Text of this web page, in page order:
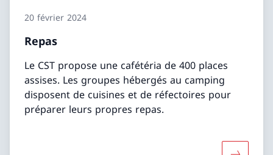
20 février 2024
Repas
Le CST propose une cafétéria de 400 places
assises. Les groupes hébergés au camping
disposent de cuisines et de réfectoires pour
préparer leurs propres repas.